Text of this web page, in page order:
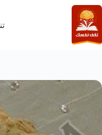
التجاوز
إلى
المحتوى